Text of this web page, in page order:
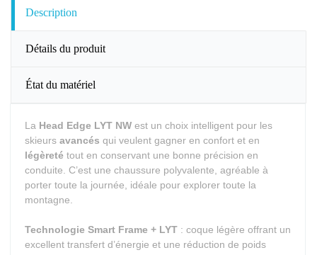
Description
Détails du produit
État du matériel
La Head Edge LYT NW est un choix intelligent pour les
skieurs avancés qui veulent gagner en confort et en
légèreté tout en conservant une bonne précision en
conduite. C’est une chaussure polyvalente, agréable à
porter toute la journée, idéale pour explorer toute la
montagne.
Technologie Smart Frame + LYT : coque légère offrant un
excellent transfert d’énergie et une réduction de poids